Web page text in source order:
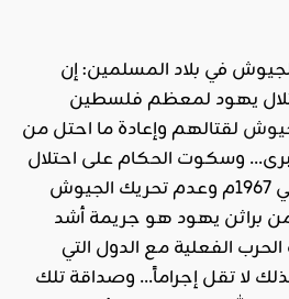
في بلاد المسلمين: إن
يهود لمعظم فلسطين
لقتالهم وإعادة ما احتل من
وسكوت الحكام على احتلال
يهود لباقي فلسطين في 1967م وعدم تحريك الجيوش
براثن يهود هو جريمة أشد
الفعلية مع الدول التي
لا تقل إجراماً… وصداقة تلك